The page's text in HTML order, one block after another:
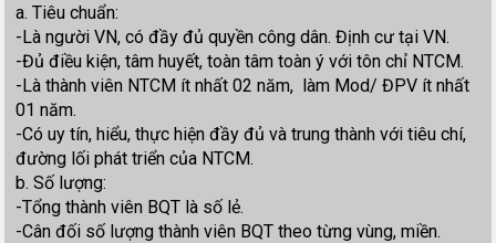
a. Tiêu chuẩn:
-Là người VN, có đầy đủ quyền công dân. Định cư tại VN.
-Đủ điều kiện, tâm huyết, toàn tâm toàn ý với tôn chỉ NTCM.
-Là thành viên NTCM ít nhất 02 năm, làm Mod/ ĐPV ít nhất
01 năm.
-Có uy tín, hiểu, thực hiện đầy đủ và trung thành với tiêu chí,
đường lối phát triển của NTCM.
b. Số lượng:
-Tổng thành viên BQT là số lẻ.
-Cân đối số lượng thành viên BQT theo từng vùng, miền.